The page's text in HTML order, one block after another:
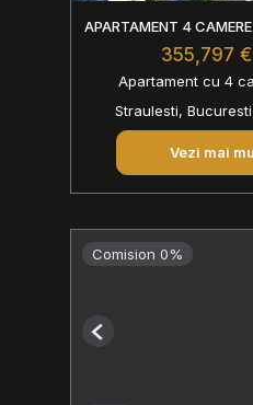
APARTAMENT 4
355,797 €
Apartament cu 4
Straulesti, Bucuresti
Vezi mai
Comision 0%
Previous